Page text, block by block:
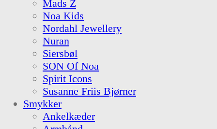
Mads Z
Noa Kids
Nordahl Jewellery
Nuran
Siersbøl
SON Of Noa
Spirit Icons
Susanne Friis Bjørner
Smykker
Ankelkæder